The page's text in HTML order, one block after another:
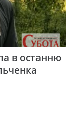
в останню